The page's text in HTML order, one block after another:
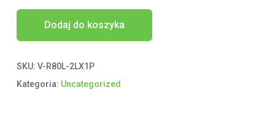
Dodaj do koszyka
SKU: V-R80L-2LX1P
Kategoria: Uncategorized